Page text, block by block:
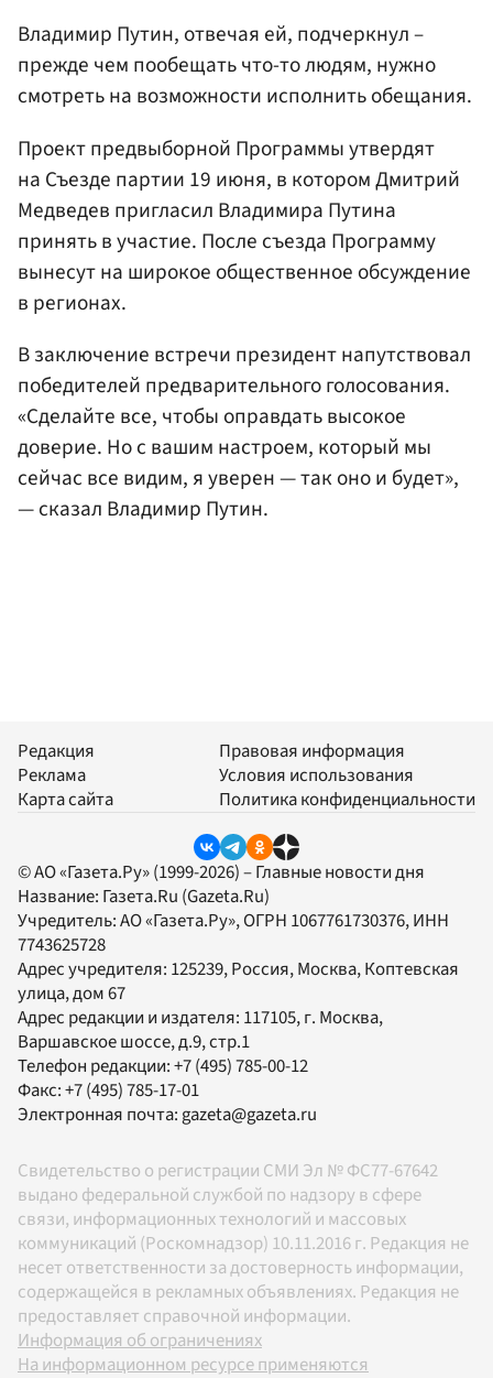
Владимир Путин, отвечая ей, подчеркнул –
прежде чем пообещать что-то людям, нужно
смотреть на возможности исполнить обещания.
Проект предвыборной Программы утвердят
на Съезде партии 19 июня, в котором Дмитрий
Медведев пригласил Владимира Путина
принять в участие. После съезда Программу
вынесут на широкое общественное обсуждение
в регионах.
В заключение встречи президент напутствовал
победителей предварительного голосования.
«Сделайте все, чтобы оправдать высокое
доверие. Но с вашим настроем, который мы
сейчас все видим, я уверен — так оно и будет»,
— сказал Владимир Путин.
Редакция
Реклама
Карта сайта
Правовая информация
Условия использования
Политика конфиденциальности
© АО «Газета.Ру» (1999-2026) – Главные новости дня
Название: Газета.Ru (Gazeta.Ru)
Учредитель:АО «Газета.Ру», ОГРН 1067761730376, ИНН
7743625728
Адрес учредителя: 125239, Россия, Москва, Коптевская
улица, дом 67
Адрес редакции и издателя: 117105, г. Москва,
Варшавское шоссе, д.9, стр.1
Телефон редакции:+7 (495) 785-00-12
Факс:+7 (495) 785-17-01
Электронная почта:gazeta@gazeta.ru
Свидетельство о регистрации СМИ Эл № ФС77-67642
выдано федеральной службой по надзору в сфере
связи, информационных технологий и массовых
коммуникаций (Роскомнадзор) 10.11.2016 г. Редакция не
несет ответственности за достоверность информации,
содержащейся в рекламных объявлениях. Редакция не
предоставляет справочной информации.
Информация об ограничениях
На информационном ресурсе применяются